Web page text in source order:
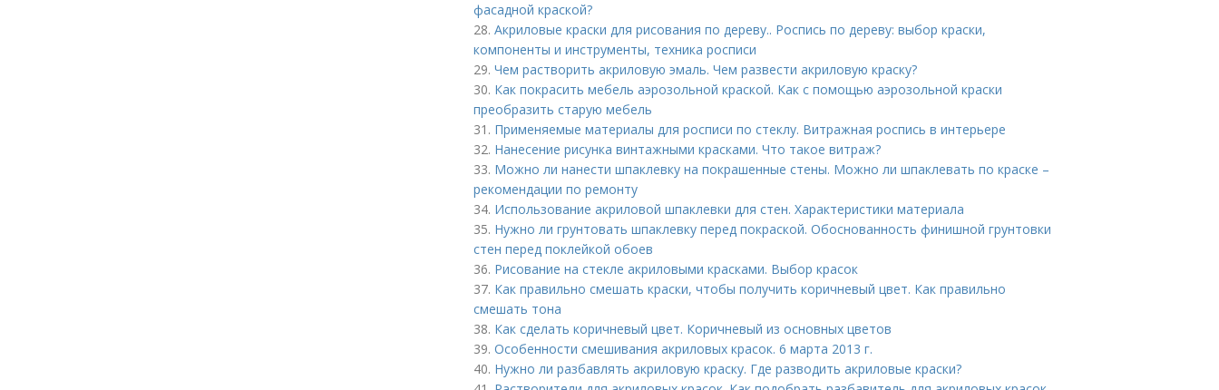
фасадной краской?
28. Акриловые краски для рисования по дереву.. Роспись по дереву: выбор краски,
компоненты и инструменты, техника росписи
29. Чем растворить акриловую эмаль. Чем развести акриловую краску?
30. Как покрасить мебель аэрозольной краской. Как с помощью аэрозольной краски
преобразить старую мебель
31. Применяемые материалы для росписи по стеклу. Витражная роспись в интерьере
32. Нанесение рисунка винтажными красками. Что такое витраж?
33. Можно ли нанести шпаклевку на покрашенные стены. Можно ли шпаклевать по краске –
рекомендации по ремонту
34. Использование акриловой шпаклевки для стен. Характеристики материала
35. Нужно ли грунтовать шпаклевку перед покраской. Обоснованность финишной грунтовки
стен перед поклейкой обоев
36. Рисование на стекле акриловыми красками. Выбор красок
37. Как правильно смешать краски, чтобы получить коричневый цвет. Как правильно
смешать тона
38. Как сделать коричневый цвет. Коричневый из основных цветов
39. Особенности смешивания акриловых красок. 6 марта 2013 г.
40. Нужно ли разбавлять акриловую краску. Где разводить акриловые краски?